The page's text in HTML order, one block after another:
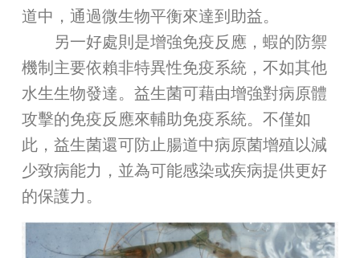
道中，通過微生物平衡來達到助益。
另一好處則是增強免疫反應，蝦的防禦
機制主要依賴非特異性免疫系統，不如其他
水生生物發達。益生菌可藉由增強對病原體
攻擊的免疫反應來輔助免疫系統。不僅如
此，益生菌還可防止腸道中病原菌增殖以減
少致病能力，並為可能感染或疾病提供更好
的保護力。